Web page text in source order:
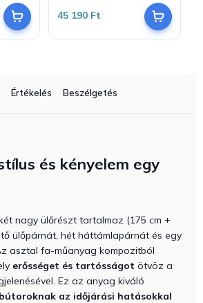
5-
ből
45 190 Ft
Értékelés Beszélgetés
és kényelem egy
nagy ülőrészt tartalmaz (175 cm +
ülőpárnát, hét háttámlapárnát és egy
asztal fa-műanyag kompozitból
erősséget és tartósságot ötvöz a
Ez az anyag kiváló
az időjárási hatásokkal